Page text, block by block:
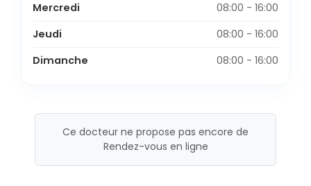
Mercredi
08:00 - 16:00
Jeudi
08:00 - 16:00
Dimanche
08:00 - 16:00
Ce docteur ne propose pas encore de
Rendez-vous en ligne